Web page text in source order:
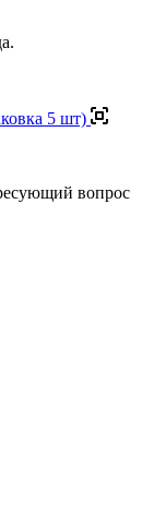
вопрос